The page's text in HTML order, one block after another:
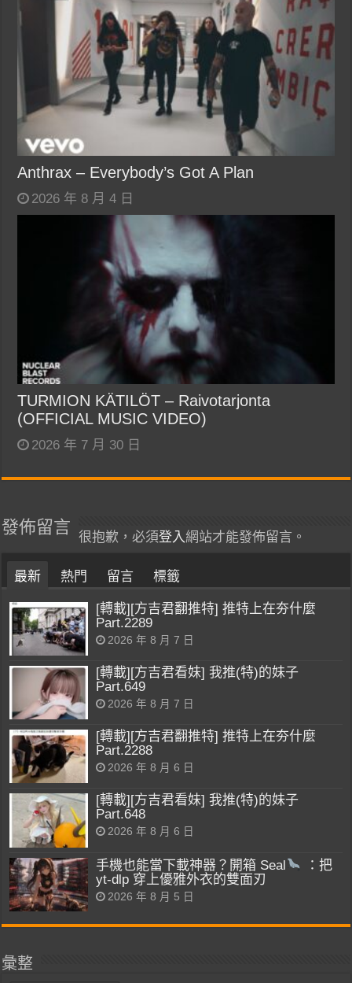
Anthrax – Everybody’s Got A Plan
2026 年 8 月 4 日
TURMION KÄTILÖT – Raivotarjonta
(OFFICIAL MUSIC VIDEO)
2026 年 7 月 30 日
發佈留言
很抱歉，必須登入網站才能發佈留言。
最新 熱門 留言 標籤
[轉載][方吉君翻推特] 推特上在夯什麼
Part.2289
2026 年 8 月 7 日
[轉載][方吉君看妹] 我推(特)的妹子
Part.649
2026 年 8 月 7 日
[轉載][方吉君翻推特] 推特上在夯什麼
Part.2288
2026 年 8 月 6 日
[轉載][方吉君看妹] 我推(特)的妹子
Part.648
2026 年 8 月 6 日
手機也能當下載神器？開箱 Seal
：把
yt-dlp 穿上優雅外衣的雙面刃
2026 年 8 月 5 日
彙整